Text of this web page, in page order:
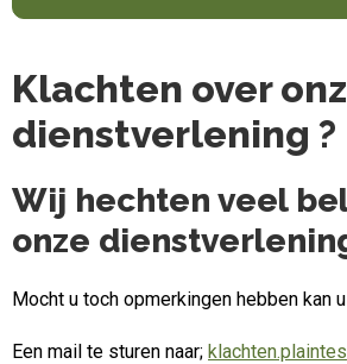
Klachten over
dienstverlening ?
Wij hechten veel
onze
Mocht u toch opmerkingen hebben kan
Een mail te sturen naar;